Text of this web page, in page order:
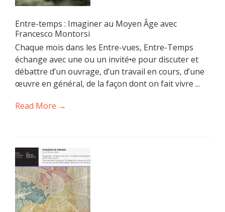
Entre-temps : Imaginer au Moyen Âge avec
Francesco Montorsi
Chaque mois dans les Entre-vues, Entre-Temps
échange avec une ou un invité•e pour discuter et
débattre d’un ouvrage, d’un travail en cours, d’une
œuvre en général, de la façon dont on fait vivre ...
Read More →